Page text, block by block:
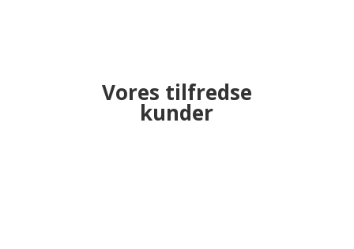
Vores tilfredse
kunder